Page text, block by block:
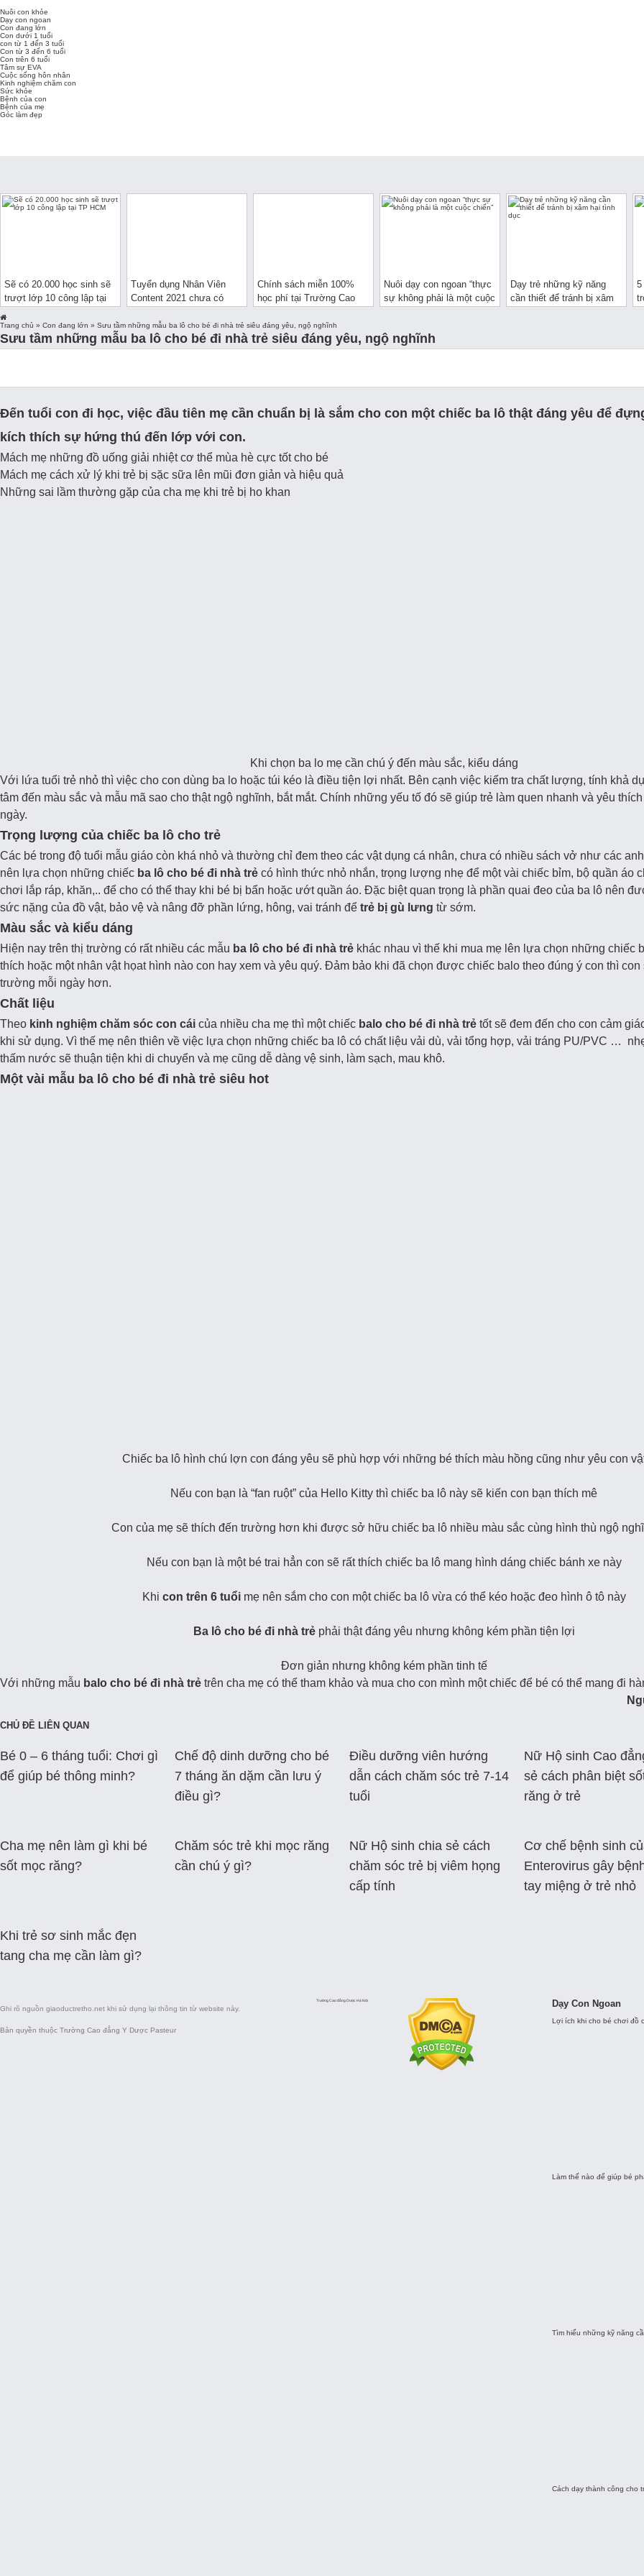
Nuôi con khỏe
Dạy con ngoan
Con đang lớn
Con dưới 1 tuổi
con từ 1 đến 3 tuổi
Con từ 3 đến 6 tuổi
Con trên 6 tuổi
Tâm sự EVA
Cuộc sống hôn nhân
Kinh nghiệm chăm con
Sức khỏe
Bệnh của con
Bệnh của mẹ
Góc làm đẹp
Sẽ có 20.000 học sinh sẽ
trượt lớp 10 công lập tại
TP HCM
Tuyển dụng Nhân Viên
Content 2021 chưa có
TPHCM
Chính sách miễn 100%
học phí tại Trường Cao
năm 2020 – 2021
Nuôi dạy con ngoan “thực
sự không phải là một cuộc
Dạy trẻ những kỹ năng
cần thiết để tránh bị xâm
5
Trang chủ » Con đang lớn » Sưu tầm những mẫu ba lô cho bé đi nhà trẻ siêu đáng yêu, ngộ nghĩnh
Sưu tầm những mẫu ba lô cho bé đi nhà trẻ siêu đáng yêu, ngộ nghĩnh
Đến tuổi con đi học, việc đầu tiên mẹ cần chuẩn bị là sắm cho con một chiếc ba lô thật đáng yêu để
kích thích sự hứng thú đến lớp với con.
Mách mẹ những đồ uống giải nhiệt cơ thể mùa hè cực tốt cho bé
Mách mẹ cách xử lý khi trẻ bị sặc sữa lên mũi đơn giản và hiệu quả
Những sai lầm thường gặp của cha mẹ khi trẻ bị ho khan
Khi chọn ba lo mẹ cần chú ý đến màu sắc, kiểu dáng
Với lứa tuổi trẻ nhỏ thì việc cho con dùng ba lo hoặc túi kéo là điều tiện lợi nhất. Bên cạnh việc kiểm tra chất lượng, tính khả
tâm đến màu sắc và mẫu mã sao cho thật ngộ nghĩnh, bắt mắt. Chính những yếu tố đó sẽ giúp trẻ làm quen nhanh và yêu
ngày.
Trọng lượng của chiếc ba lô cho trẻ
Các bé trong độ tuổi mẫu giáo còn khá nhỏ và thường chỉ đem theo các vật dụng cá nhân, chưa có nhiều sách vở như các
nên lựa chọn những chiếc ba lô cho bé đi nhà trẻ có hình thức nhỏ nhắn, trọng lượng nhẹ để một vài chiếc bỉm, bộ quần áo
chơi lắp ráp, khăn,.. để cho có thể thay khi bé bị bẩn hoặc ướt quần áo. Đặc biệt quan trọng là phần quai đeo của ba lô nên
sức nặng của đồ vật, bảo vệ và nâng đỡ phần lứng, hông, vai tránh để trẻ bị gù lưng từ sớm.
Màu sắc và kiểu dáng
Hiện nay trên thị trường có rất nhiều các mẫu ba lô cho bé đi nhà trẻ khác nhau vì thế khi mua mẹ lên lựa chọn những chiếc
thích hoặc một nhân vật họat hình nào con hay xem và yêu quý. Đảm bảo khi đã chọn được chiếc balo theo đúng ý con thì
trường mỗi ngày hơn.
Chất liệu
Theo kinh nghiệm chăm sóc con cái của nhiều cha mẹ thì một chiếc balo cho bé đi nhà trẻ tốt sẽ đem đến cho con cảm
khi sử dụng. Vì thế mẹ nên thiên về việc lựa chọn những chiếc ba lô có chất liệu vải dù, vải tổng hợp, vải tráng PU/PVC …
thấm nước sẽ thuận tiện khi di chuyển và mẹ cũng dễ dàng vệ sinh, làm sạch, mau khô.
Một vài mẫu ba lô cho bé đi nhà trẻ siêu hot
Chiếc ba lô hình chú lợn con đáng yêu sẽ phù hợp với những bé thích màu hồng cũng như yêu con
Nếu con bạn là “fan ruột” của Hello Kitty thì chiếc ba lô này sẽ kiến con bạn thích mê
Con của mẹ sẽ thích đến trường hơn khi được sở hữu chiếc ba lô nhiều màu sắc cùng hình thù ngộ
Nếu con bạn là một bé trai hẳn con sẽ rất thích chiếc ba lô mang hình dáng chiếc bánh xe này
Khi con trên 6 tuổimẹ nên sắm cho con một chiếc ba lô vừa có thể kéo hoặc đeo hình ô tô này
Ba lô cho bé đi nhà trẻ phải thật đáng yêu nhưng không kém phần tiện lợi
Đơn giản nhưng không kém phần tinh tế
Với những mẫu balo cho bé đi nhà trẻ trên cha mẹ có thể tham khảo và mua cho con mình một chiếc để bé có thể mang đi
CHỦ ĐỀ LIÊN QUAN
Bé 0 – 6 tháng tuổi: Chơi gì
để giúp bé thông minh?
Chế độ dinh dưỡng cho bé
7 tháng ăn dặm cần lưu ý
điều gì?
Điều dưỡng viên hướng
dẫn cách chăm sóc trẻ 7-14
tuổi
Nữ Hộ sinh Cao
sẻ cách phân biệt
răng ở trẻ
Cha mẹ nên làm gì khi bé
sốt mọc răng?
Chăm sóc trẻ khi mọc răng
cần chú ý gì?
Nữ Hộ sinh chia sẻ cách
chăm sóc trẻ bị viêm họng
cấp tính
Cơ chế bệnh sinh
Enterovirus gây
tay miệng ở trẻ nhỏ
Khi trẻ sơ sinh mắc đẹn
tang cha mẹ cần làm gì?
Dạy Con Ngoan
Lợi ích khi cho bé chơi đồ
Làm thế nào để giúp bé
Tìm hiểu những kỹ năng
Cách dạy thành công cho
Ghi rõ nguồn giaoductretho.net khi sử dụng lại thông tin từ website này.
Bản quyền thuộc Trường Cao đẳng Y Dược Pasteur
Trường Cao đẳng Dược Hà Nội